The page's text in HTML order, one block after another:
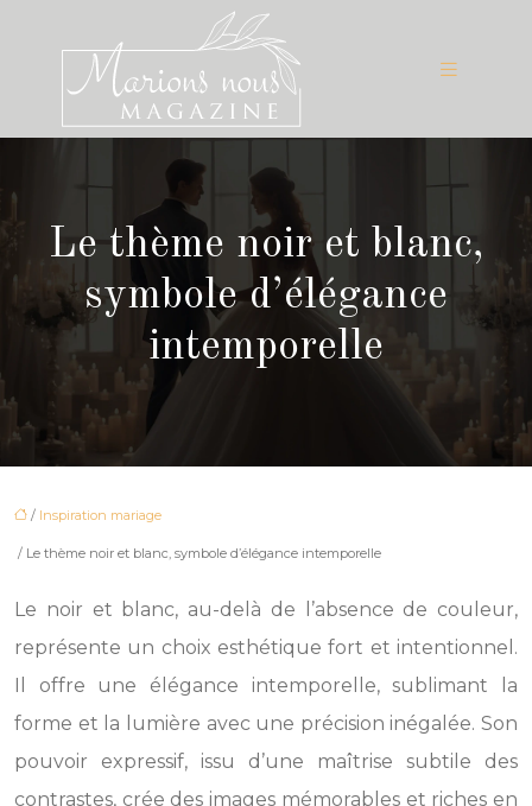
Le thème noir et blanc,
symbole d’élégance
intemporelle
/ Inspiration mariage
/ Le thème noir et blanc, symbole d’élégance intemporelle
Le noir et blanc, au-delà de l’absence de couleur,
représente un choix esthétique fort et intentionnel.
Il offre une élégance intemporelle, sublimant la
forme et la lumière avec une précision inégalée. Son
pouvoir expressif, issu d’une maîtrise subtile des
contrastes, crée des images mémorables et riches en